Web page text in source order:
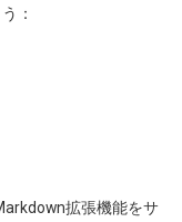
：
拡張機能をサ